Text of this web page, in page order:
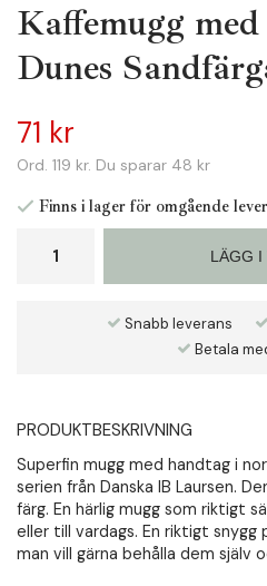
Kaffemugg
Dunes
71 kr
Ord. 119 kr. Du sparar 48 kr
Finns i lager för omgående
LÄGG I
Snabb leverans
Betala
PRODUKTBESKRIVNING
Superfin mugg med handtag i
serien från Danska IB Laursen.
färg. En härlig mugg som riktigt
eller till vardags. En riktigt
man vill gärna behålla dem själv